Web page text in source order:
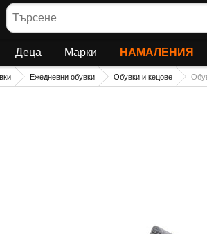
Търсене
Деца Марки НАМАЛЕНИЯ
Ежедневни обувки Обувки и кецове